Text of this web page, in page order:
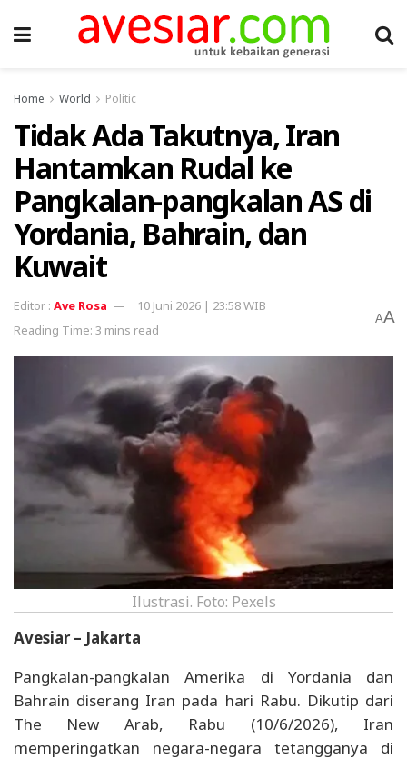
Home World Politic
Tidak Ada Takutnya, Iran
Hantamkan Rudal ke
Pangkalan-pangkalan AS di
Yordania, Bahrain, dan
Kuwait
Ave Rosa
10 Juni 2026 | 23:58 WIB
Reading Time: 3 mins read
AA
Ilustrasi. Foto: Pexels
Avesiar – Jakarta
Pangkalan-pangkalan Amerika di Yordania dan
Bahrain diserang Iran pada hari Rabu. Dikutip dari
The New Arab, Rabu (10/6/2026), Iran
memperingatkan negara-negara tetangganya di